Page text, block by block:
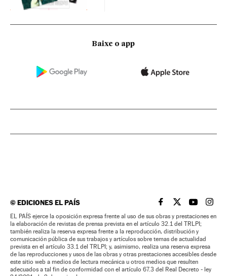
Baixe o app
©EDICIONES EL PAÍS EL PAÍS BRASIL EN
EL PAÍSEL PAÍS
EL
EL PAÍS ejerce la oposición expresa frente al uso de sus obras y prestaciones en
la elaboración de revistas de prensa prevista en el artículo 32.1 del TRLPI;
también realiza la reserva expresa frente a la reproducción, distribución y
comunicación pública de sus trabajos y artículos sobre temas de actualidad
prevista en el artículo 33.1 del TRLPI; y, asimismo, realiza una reserva expresa
de las reproducciones y usos de las obras y otras prestaciones accesibles desde
este sitio web a medios de lectura mecánica u otros medios que resulten
adecuados a tal fin de conformidad con el artículo 67.3 del Real Decreto - ley